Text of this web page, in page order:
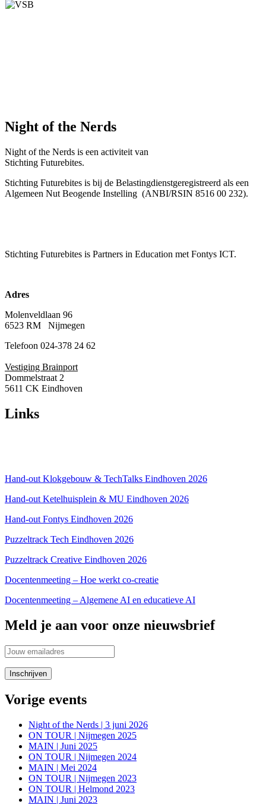
Night of the Nerds
Night of the Nerds is een activiteit van
Stichting Futurebites.
Stichting Futurebites is bij de Belastingdienstgeregistreerd als een
Algemeen Nut Beogende Instelling (ANBI/RSIN 8516 00 232).
Stichting Futurebites is Partners in Education met Fontys ICT.
Adres
Molenveldlaan 96
6523 RM Nijmegen
Telefoon 024-378 24 62
Vestiging Brainport
Dommelstraat 2
5611 CK Eindhoven
Links
Hand-out Klokgebouw & TechTalks Eindhoven 2026
Hand-out Ketelhuisplein & MU Eindhoven 2026
Hand-out Fontys Eindhoven 2026
Puzzeltrack Tech Eindhoven 2026
Puzzeltrack Creative Eindhoven 2026
Docentenmeeting – Hoe werkt co-creatie
Docentenmeeting – Algemene AI en educatieve AI
Meld je aan voor onze nieuwsbrief
Vorige events
Night of the Nerds | 3 juni 2026
ON TOUR | Nijmegen 2025
MAIN | Juni 2025
ON TOUR | Nijmegen 2024
MAIN | Mei 2024
ON TOUR | Nijmegen 2023
ON TOUR | Helmond 2023
MAIN | Juni 2023